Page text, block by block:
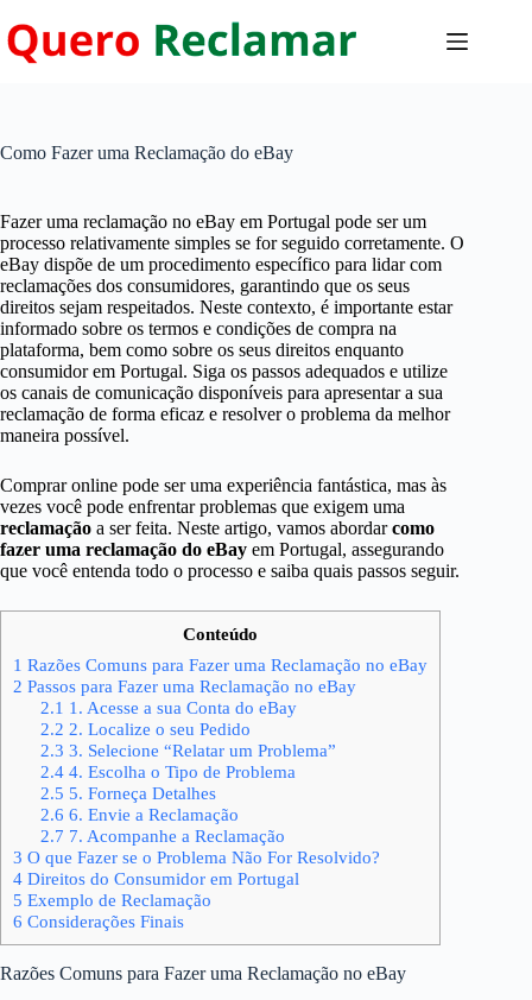
para
o
Como Fazer uma Reclamação do eBay
Fazer uma reclamação no eBay em Portugal pode ser um
processo relativamente simples se for seguido corretamente. O
eBay dispõe de um procedimento específico para lidar com
reclamações dos consumidores, garantindo que os seus
direitos sejam respeitados. Neste contexto, é importante estar
informado sobre os termos e condições de compra na
plataforma, bem como sobre os seus direitos enquanto
consumidor em Portugal. Siga os passos adequados e utilize
os canais de comunicação disponíveis para apresentar a sua
reclamação de forma eficaz e resolver o problema da melhor
maneira possível.
Comprar online pode ser uma experiência fantástica, mas às
vezes você pode enfrentar problemas que exigem uma
reclamação a ser feita. Neste artigo, vamos abordarcomo
fazer uma reclamação do eBay em Portugal, assegurando
que você entenda todo o processo e saiba quais passos seguir.
Conteúdo
1 Razões Comuns para Fazer uma Reclamação no eBay
2 Passos para Fazer uma Reclamação no eBay
2.1 1. Acesse a sua Conta do eBay
2.2 2. Localize o seu Pedido
2.3 3. Selecione “Relatar um Problema”
2.44. Escolha o Tipo de Problema
2.5 5. Forneça Detalhes
2.6 6. Envie a Reclamação
2.7 7. Acompanhe a Reclamação
3 O que Fazer se o Problema Não For Resolvido?
4 Direitos do Consumidor em Portugal
5 Exemplo de Reclamação
6 Considerações Finais
Razões Comuns para Fazer uma Reclamação no eBay